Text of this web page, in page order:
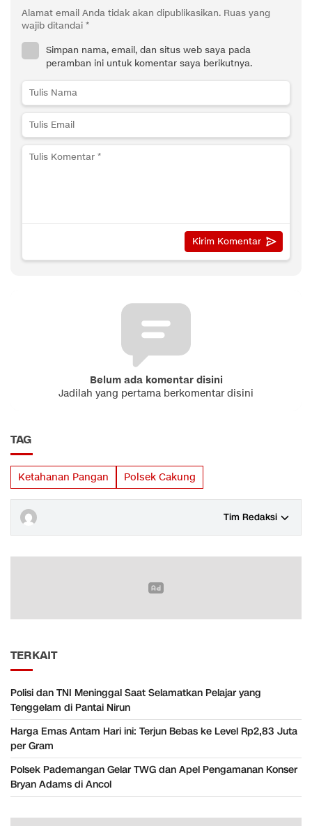
Alamat email Anda tidak akan dipublikasikan. Ruas yang
wajib ditandai *
Simpan nama, email, dan situs web saya pada
peramban ini untuk komentar saya berikutnya.
Belum ada komentar disini
Jadilah yang pertama berkomentar disini
TAG
Ketahanan Pangan Polsek Cakung
Tim Redaksi
TERKAIT
Polisi dan TNI Meninggal Saat Selamatkan Pelajar yang
Tenggelam di Pantai Nirun
Harga Emas Antam Hari ini: Terjun Bebas ke Level Rp2,83 Juta
per Gram
Polsek Pademangan Gelar TWG dan Apel Pengamanan Konser
Bryan Adams di Ancol